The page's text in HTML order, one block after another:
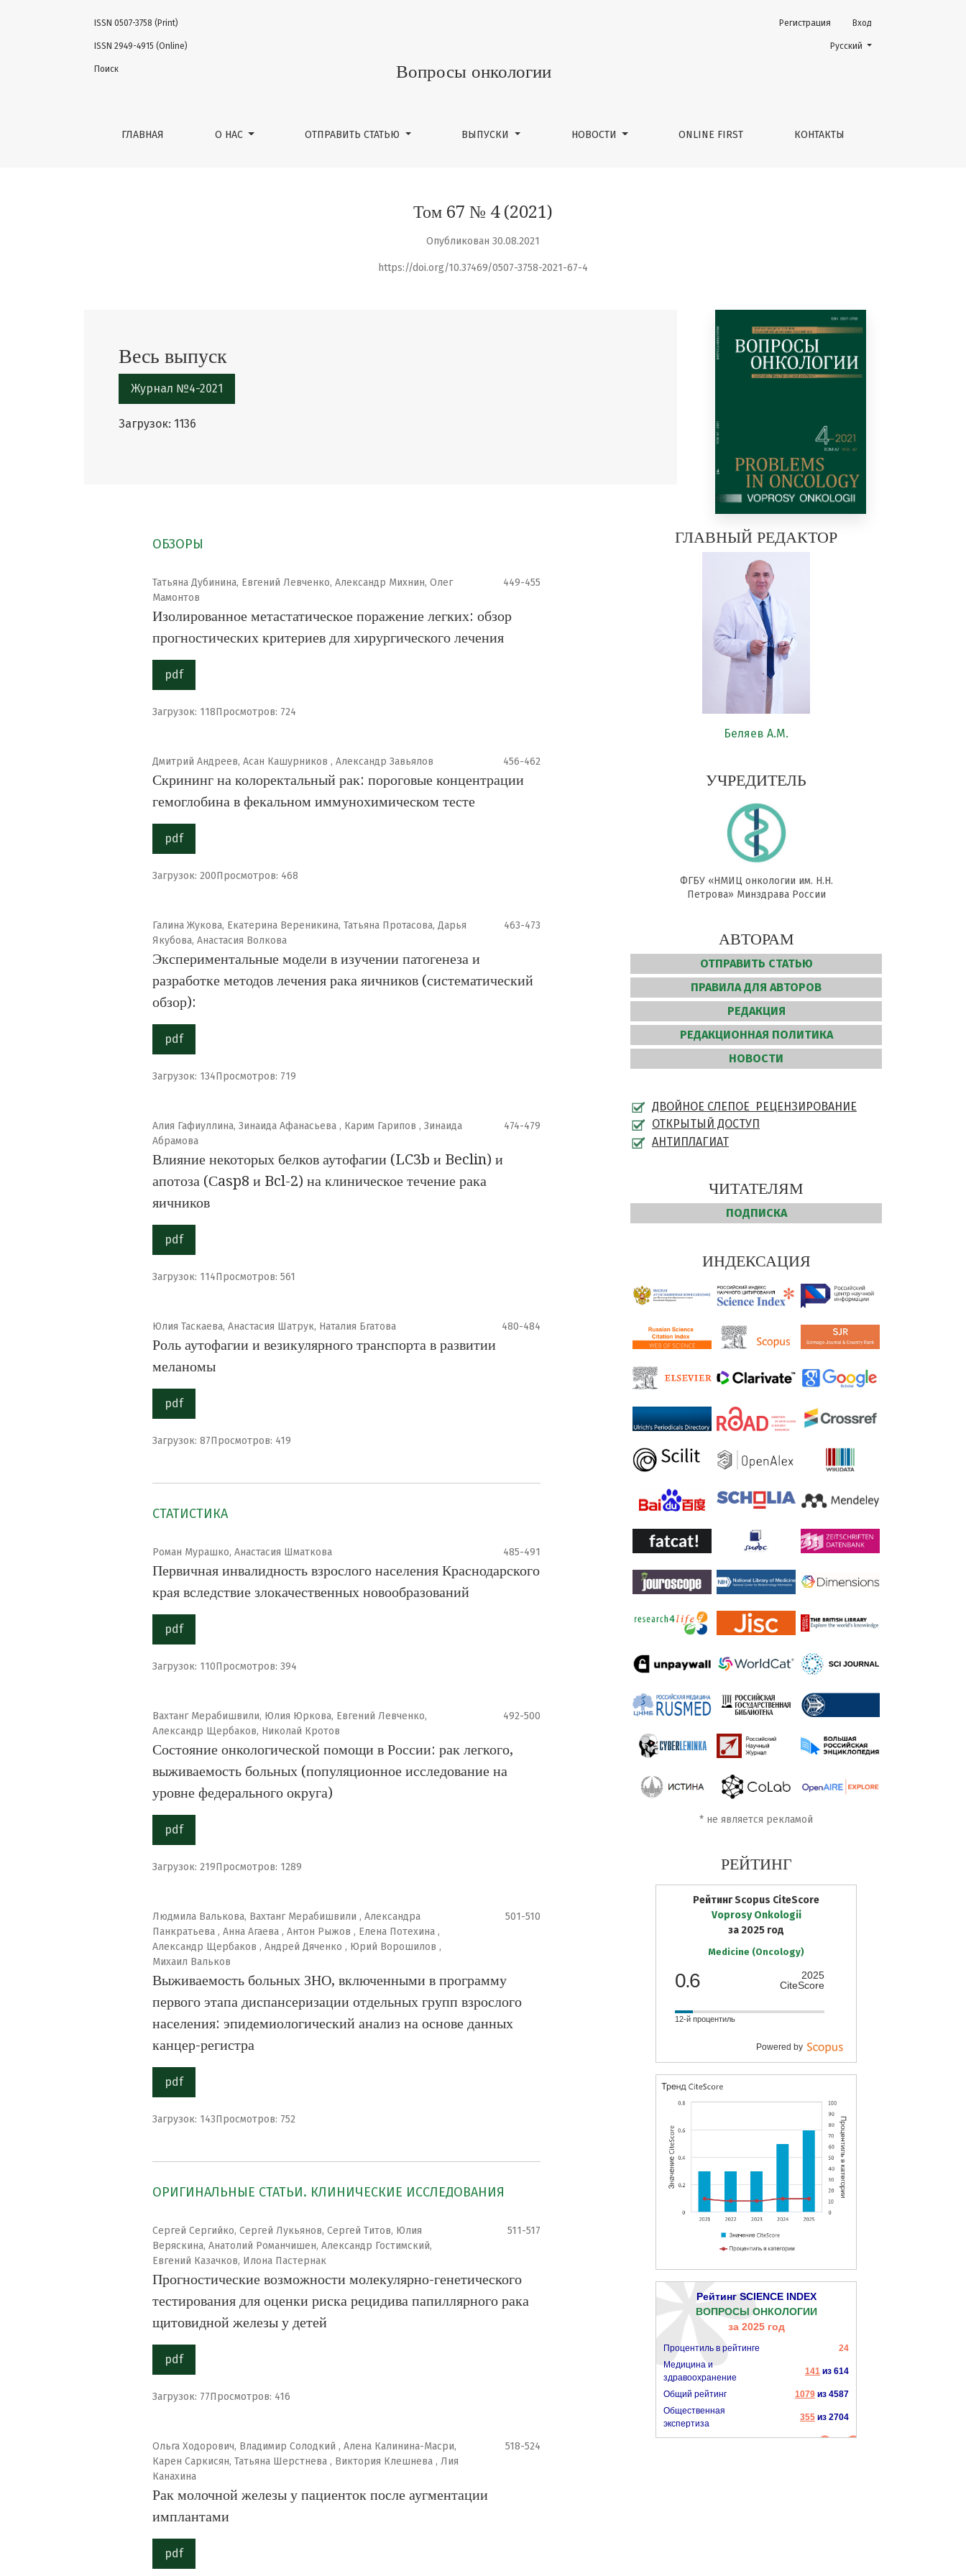
Том 67 № 4 (2021)
Вопросы онкологии
ГЛАВНАЯ О НАС ОТПРАВИТЬ СТАТЬЮ ВЫПУСКИ НОВОСТИ ONLINE FIRST КОНТАКТЫ
Регистрация Вход
ISSN 0507-3758 (Print)
ISSN 2949-4915 (Online)
Поиск
Change the language. The
Русский
Том 67 № 4 (2021)
Опубликован 30.08.2021
https://doi.org/10.37469/0507-3758-2021-67-4
Весь выпуск
Журнал №4-2021
Загрузок: 1136
ОБЗОРЫ
Татьяна Дубинина, Евгений Левченко, Александр Михнин, Олег
Мамонтов
449-455
Изолированное метастатическое поражение легких: обзор
прогностических критериев для хирургического лечения
pdf
Загрузок: 118Просмотров: 724
Дмитрий Андреев, Асан Кашурников , Александр Завьялов 456-462
Скрининг на колоректальный рак: пороговые концентрации
гемоглобина в фекальном иммунохимическом тесте
pdf
Загрузок: 200Просмотров: 468
Галина Жукова, Екатерина Вереникина, Татьяна Протасова, Дарья
Якубова, Анастасия Волкова
463-473
Экспериментальные модели в изучении патогенеза и
разработке методов лечения рака яичников (систематический
обзор):
pdf
Загрузок: 134Просмотров: 719
Алия Гафиуллина, Зинаида Афанасьева , Карим Гарипов , Зинаида
Абрамова
474-479
Влияние некоторых белков аутофагии (LC3b и Beclin) и
апотоза (Сasp8 и Bcl-2) на клиническое течение рака
яичников
pdf
Загрузок: 114Просмотров: 561
Юлия Таскаева, Анастасия Шатрук, Наталия Бгатова 480-484
Роль аутофагии и везикулярного транспорта в развитии
меланомы
pdf
Загрузок: 87Просмотров: 419
СТАТИСТИКА
Роман Мурашко, Анастасия Шматкова 485-491
Первичная инвалидность взрослого населения Краснодарского
края вследствие злокачественных новообразований
pdf
Загрузок: 110Просмотров: 394
Вахтанг Мерабишвили, Юлия Юркова, Евгений Левченко,
Александр Щербаков, Николай Кротов
492-500
Состояние онкологической помощи в России: рак легкого,
выживаемость больных (популяционное исследование на
уровне федерального округа)
pdf
Загрузок: 219Просмотров: 1289
Людмила Валькова, Вахтанг Мерабишвили , Александра
Панкратьева , Анна Агаева , Антон Рыжов , Елена Потехина ,
Александр Щербаков , Андрей Дяченко , Юрий Ворошилов ,
Михаил Вальков
501-510
Выживаемость больных ЗНО, включенными в программу
первого этапа диспансеризации отдельных групп взрослого
населения: эпидемиологический анализ на основе данных
канцер-регистра
pdf
Загрузок: 143Просмотров: 752
ОРИГИНАЛЬНЫЕ СТАТЬИ. КЛИНИЧЕСКИЕ ИССЛЕДОВАНИЯ
Сергей Сергийко, Сергей Лукьянов, Сергей Титов, Юлия
Веряскина, Анатолий Романчишен, Александр Гостимский,
Евгений Казачков, Илона Пастернак
511-517
Прогностические возможности молекулярно-генетического
тестирования для оценки риска рецидива папиллярного рака
щитовидной железы у детей
pdf
Загрузок: 77Просмотров: 416
Ольга Ходорович, Владимир Солодкий , Алена Калинина-Масри,
Карен Саркисян, Татьяна Шерстнева , Виктория Клешнева , Лия
Канахина
518-524
Рак молочной железы у пациенток после аугментации
имплантами
pdf
ГЛАВНЫЙ РЕДАКТОР
Беляев А.М.
УЧРЕДИТЕЛЬ
ФГБУ «НМИЦ онкологии им. Н.Н.
Петрова» Минздрава России
АВТОРАМ
ОТПРАВИТЬ СТАТЬЮ
ПРАВИЛА ДЛЯ АВТОРОВ
РЕДАКЦИЯ
РЕДАКЦИОННАЯ ПОЛИТИКА
НОВОСТИ
ДВОЙНОЕ СЛЕПОЕ РЕЦЕНЗИРОВАНИЕ
ОТКРЫТЫЙ ДОСТУП
АНТИПЛАГИАТ
ЧИТАТЕЛЯМ
ПОДПИСКА
ИНДЕКСАЦИЯ
* не является рекламой
РЕЙТИНГ
Рейтинг Scopus CiteScore
Voprosy Onkologii
за 2025 год
Medicine (Oncology)
0.6
2025
CiteScore
12-й процентиль
Powered by
Рейтинг SCIENCE INDEX
ВОПРОСЫ ОНКОЛОГИИ
за 2025 год
Процентиль в рейтинге
24
Медицина и
здравоохранение
141из 614
Общий рейтинг 1079из 4587
Общественная
экспертиза
355из 2704